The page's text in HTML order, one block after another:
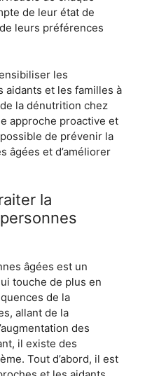
de leur état de
leurs préférences
les
aidants et les familles à
la dénutrition chez
approche proactive et
de prévenir la
âgées et d’améliorer
la
âgées est un
touche de plus en
de la
allant de la
des
il existe des
Tout d’abord, il est